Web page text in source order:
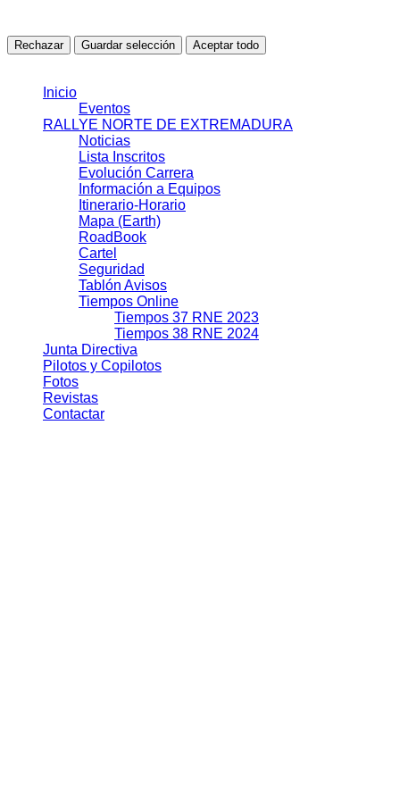
Rechazar Guardar selección Aceptar todo
Inicio
Eventos
RALLYE NORTE DE EXTREMADURA
Noticias
Lista Inscritos
Evolución Carrera
Información a Equipos
Itinerario-Horario
Mapa (Earth)
RoadBook
Cartel
Seguridad
Tablón Avisos
Tiempos Online
Tiempos 37 RNE 2023
Tiempos 38 RNE 2024
Junta Directiva
Pilotos y Copilotos
Fotos
Revistas
Contactar